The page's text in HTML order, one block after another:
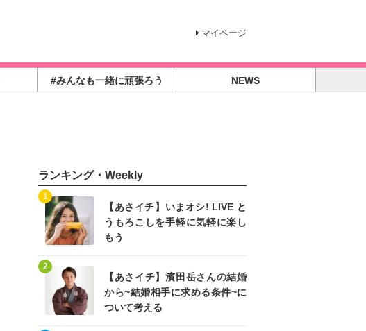
マイページ
#みんなも一緒に頑張ろう NEWS
ランキング・Weekly
【あさイチ】いまオシ! LIVE と
うもろこしを手軽に気軽に楽し
もう
1
【あさイチ】濱田岳さんの結婚
から~結婚相手に求める条件~に
ついて考える
2